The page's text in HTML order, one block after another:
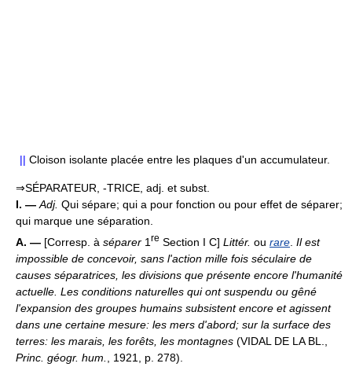
|| Cloison isolante placée entre les plaques d'un accumulateur.
⇒SÉPARATEUR, -TRICE, adj. et subst.
I. — Adj. Qui sépare; qui a pour fonction ou pour effet de séparer;
qui marque une séparation.
A. — [Corresp. à séparer 1 re Section I C] Littér. ou rare Il est
impossible de concevoir, sans l'action mille fois séculaire de
causes séparatrices, les divisions que présente encore l'humanité
actuelle. Les conditions naturelles qui ont suspendu ou gêné
l'expansion des groupes humains subsistent encore et agissent
dans une certaine mesure: les mers d'abord; sur la surface des
terres: les marais, les forêts, les montagnes (VIDAL DE LA BL.,
Princ. géogr. hum.
, 1921, p. 278).